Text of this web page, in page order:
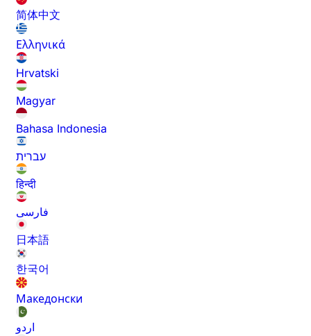
简体中文
Ελληνικά
Hrvatski
Magyar
Bahasa Indonesia
עברית
हिन्दी
فارسی
日本語
한국어
Македонски
اردو